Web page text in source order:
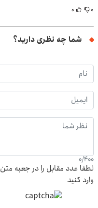
۰ ۰
شما چه نظری دارید؟
0/400
لطفا عدد مقابل را در جعبه متن
وارد کنید